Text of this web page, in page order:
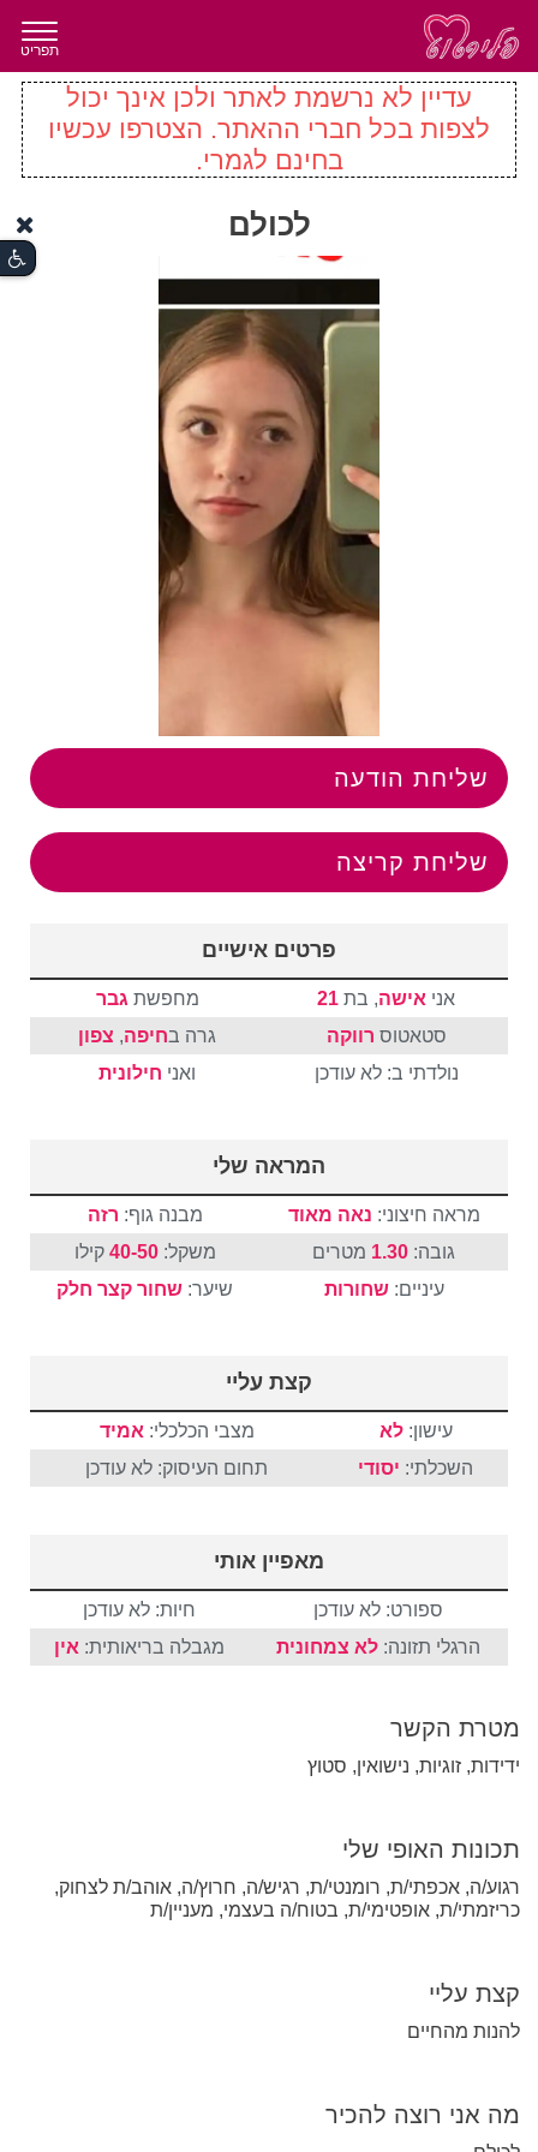
תפריט
עדיין לא נרשמת לאתר ולכן אינך יכול
לצפות בכל חברי ההאתר. הצטרפו עכשיו
בחינם לגמרי.
לכולם
שליחת הודעה
שליחת קריצה
פרטים אישיים
אני אישה, בת 21 מחפשת גבר
סטאטוס רווקה גרה בחיפה, צפון
נולדתי ב: לא עודכן
ואני חילונית
המראה שלי
מראה חיצוני: נאה מאוד מבנה גוף: רזה
גובה: 1.30 מטרים משקל:40-50 קילו
עיניים:שחורות שיער: שחור קצר חלק
קצת עליי
עישון:לא מצבי הכלכלי: אמיד
השכלתי: יסודי תחום העיסוק: לא עודכן
מאפיין אותי
ספורט: לא עודכן
חיות: לא עודכן
הרגלי תזונה: לא צמחונית מגבלה בריאותית: אין
מטרת הקשר
ידידות, זוגיות, נישואין, סטוץ
תכונות האופי שלי
רגוע/ה, אכפתי/ת, רומנטי/ת, רגיש/ה, חרוץ/ה, אוהב/ת לצחוק,
כריזמתי/ת, אופטימי/ת, בטוח/ה בעצמי, מעניין/ת
קצת עליי
להנות מהחיים
מה אני רוצה להכיר